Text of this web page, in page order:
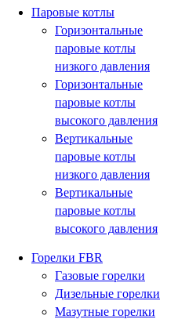
Паровые котлы
Горизонтальные
паровые котлы
низкого давления
Горизонтальные
паровые котлы
высокого давления
Вертикальные
паровые котлы
низкого давления
Вертикальные
паровые котлы
высокого давления
Горелки FBR
Газовые горелки
Дизельные горелки
Мазутные горелки